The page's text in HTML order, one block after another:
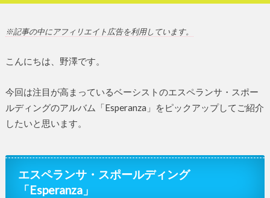
※記事の中にアフィリエイト広告を利用しています。
こんにちは、野澤です。
今回は注目が高まっているベーシストのエスペランサ・スポー
ルディングのアルバム「Esperanza」をピックアップしてご紹介
したいと思います。
エスペランサ・スポールディング
「Esperanza」